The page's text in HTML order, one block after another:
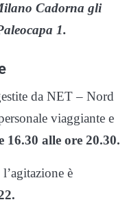
Cadorna gli
1.
da NET – Nord
viaggiante e
16.30 alle ore 20.30.
l’agitazione è